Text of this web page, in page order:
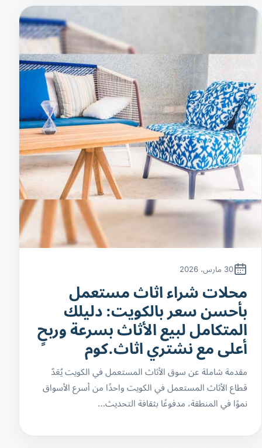
30 مارس، 2026
محلات شراء اثاث مستعمل
بأحسن سعر بالكويت: دليلك
المتكامل لبيع الأثاث بسرعة وربحٍ
أعلى مع نشتري اثاث.كوم
مقدمة شاملة عن سوق الأثاث المستعمل في الكويت يُعَدّ
قطاع الأثاث المستعمل في الكويت واحدًا من أسرع الأسواق
نموًا في المنطقة، مدفوعًا بثقافة التحديث…